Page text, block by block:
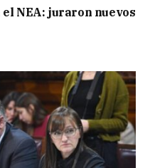
NEA: juraron nuevos